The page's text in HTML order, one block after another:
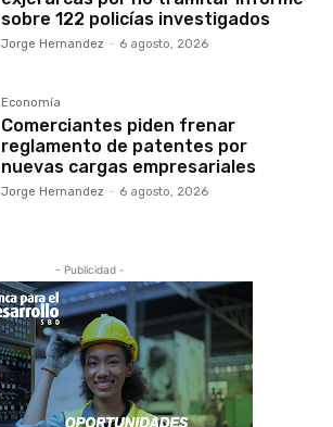
sobre 122 policías investigados
Jorge Hernandez - 6 agosto, 2026
Economía
Comerciantes piden frenar
reglamento de patentes por
nuevas cargas empresariales
Jorge Hernandez - 6 agosto, 2026
- Publicidad -